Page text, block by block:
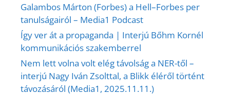
Galambos Márton (Forbes) a Hell–Forbes per
tanulságairól – Media1 Podcast
Így ver át a propaganda | Interjú Bőhm Kornél
kommunikációs szakemberrel
Nem lett volna volt elég távolság a NER-től –
interjú Nagy Iván Zsolttal, a Blikk éléről történt
távozásáról (Media1, 2025.11.11.)